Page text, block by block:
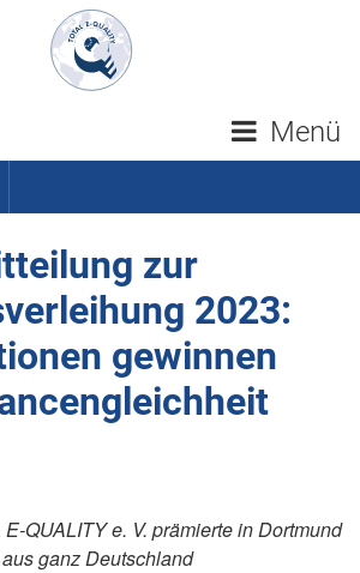
Navigation überspringen
Menü
zur
2023:
gewinnen
E-QUALITY e. V. prämierte in Dortmund
ganz Deutschland